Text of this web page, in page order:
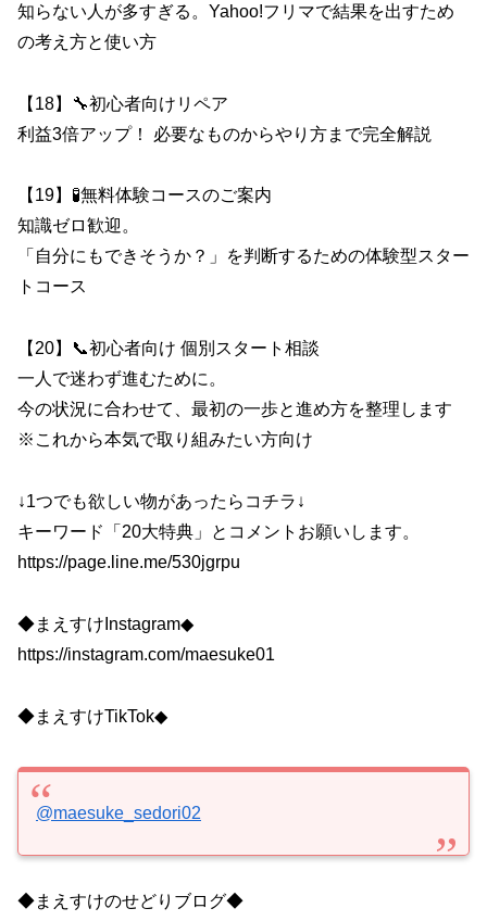
知らない人が多すぎる。Yahoo!フリマで結果を出すため
の考え方と使い方
【18】🔧初心者向けリペア
利益3倍アップ！ 必要なものからやり方まで完全解説
【19】🧪無料体験コースのご案内
知識ゼロ歓迎。
「自分にもできそうか？」を判断するための体験型スター
トコース
【20】📞初心者向け 個別スタート相談
一人で迷わず進むために。
今の状況に合わせて、最初の一歩と進め方を整理します
※これから本気で取り組みたい方向け
↓1つでも欲しい物があったらコチラ↓
キーワード「20大特典」とコメントお願いします。
https://page.line.me/530jgrpu
◆まえすけInstagram◆
https://instagram.com/maesuke01
◆まえすけTikTok◆
@maesuke_sedori02
◆まえすけのせどりブログ◆